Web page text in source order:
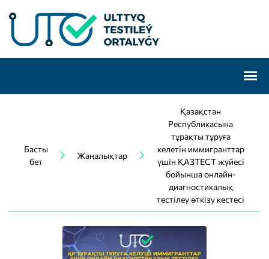
Басты
бет
Жаңалықтар
Қазақстан
Республикасына
тұрақты тұруға
келетін иммигранттар
үшін ҚАЗТЕСТ жүйесі
бойынша онлайн-
диагностикалық
тестілеу өткізу кестесі